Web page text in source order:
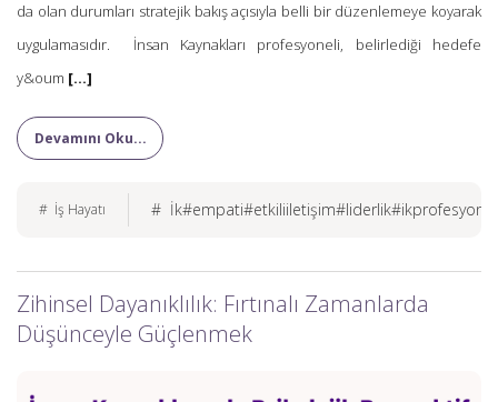
da olan durumları stratejik bakış açısıyla belli bir düzenlemeye koyarak
uygulamasıdır. İnsan Kaynakları profesyoneli, belirlediği hedefe
y&oum [...]
Devamını Oku...
# İş Hayatı #
Zihinsel Dayanıklılık: Fırtınalı Zamanlarda
Düşünceyle Güçlenmek